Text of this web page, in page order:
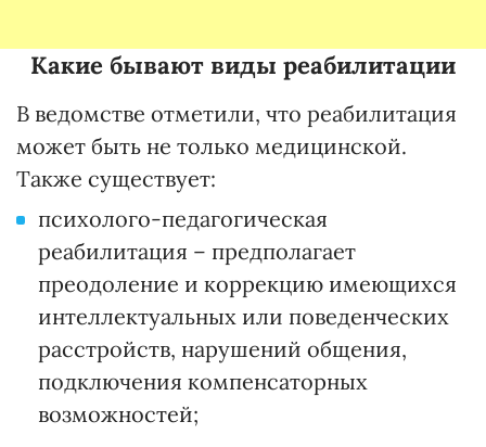
Какие бывают виды реабилитации
В ведомстве отметили, что реабилитация
может быть не только медицинской.
Также существует:
психолого-педагогическая
реабилитация – предполагает
преодоление и коррекцию имеющихся
интеллектуальных или поведенческих
расстройств, нарушений общения,
подключения компенсаторных
возможностей;